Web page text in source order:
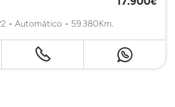
• Automático • 59.380Km.